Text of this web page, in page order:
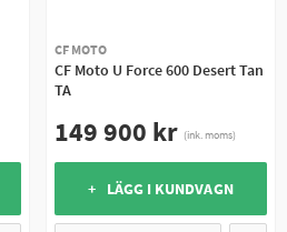
CF MOTO
CF Moto U Force 600 Desert Tan
TA
149 900 kr (ink. moms)
+ LÄGG I KUNDVAGN